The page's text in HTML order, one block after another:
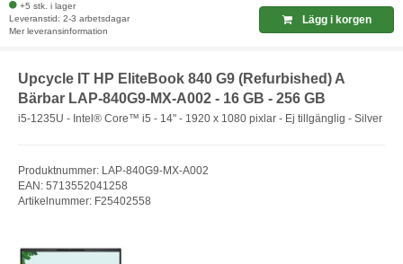
+5 stk. i lager
Leveranstid: 2-3 arbetsdagar
Mer leveransinformation
Lägg i korgen
Upcycle IT HP EliteBook 840 G9 (Refurbished) A
Bärbar LAP-840G9-MX-A002 - 16 GB - 256 GB
i5-1235U - Intel® Core™ i5 - 14" - 1920 x 1080 pixlar - Ej tillgänglig - Silver
Produktnummer: LAP-840G9-MX-A002
EAN: 5713552041258
Artikelnummer: F25402558